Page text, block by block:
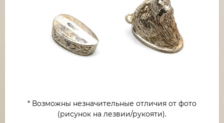
* Возможны незначительные отличия от фото
(рисунок на лезвии/рукояти).